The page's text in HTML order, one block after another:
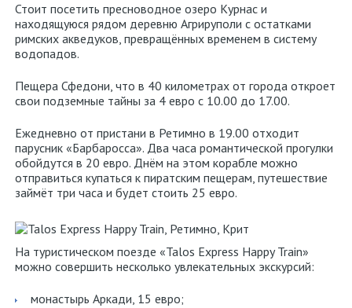
Стоит посетить пресноводное озеро Курнас и
находящуюся рядом деревню Агрируполи с остатками
римских акведуков, превращённых временем в систему
водопадов.
Пещера Сфедони, что в 40 километрах от города откроет
свои подземные тайны за 4 евро с 10.00 до 17.00.
Ежедневно от пристани в Ретимно в 19.00 отходит
парусник «Барбаросса». Два часа романтической прогулки
обойдутся в 20 евро. Днём на этом корабле можно
отправиться купаться к пиратским пещерам, путешествие
займёт три часа и будет стоить 25 евро.
На туристическом поезде «Talos Express Happy Train»
можно совершить несколько увлекательных экскурсий:
монастырь Аркади, 15 евро;